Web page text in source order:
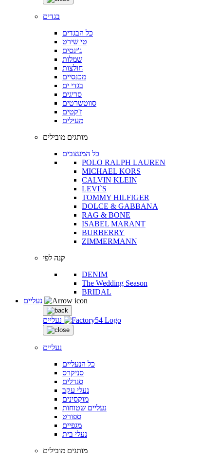
בגדים
כל הבגדים
טי שירט
ג'ינסים
שמלות
חולצות
מכנסיים
בגדי ים
סריגים
סווטשרטים
ז'קטים
מעילים
מותגים מובילים
כל המעצבים
POLO RALPH LAUREN
MICHAEL KORS
CALVIN KLEIN
LEVI`S
TOMMY HILFIGER
DOLCE & GABBANA
RAG & BONE
ISABEL MARANT
BURBERRY
ZIMMERMANN
קנה לפי
DENIM
The Wedding Season
BRIDAL
נעליים
נעליים
כל הנעליים
סניקרס
סנדלים
נעלי עקב
מוקסינים
נעליים שטוחות
ספורט
מגפיים
נעלי בית
מותגים מובילים